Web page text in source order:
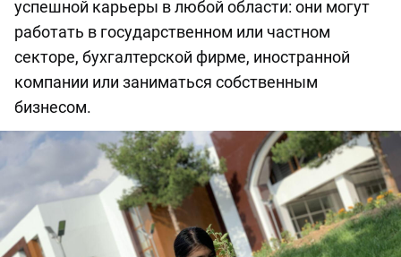
успешной карьеры в любой области: они могут
работать в государственном или частном
секторе, бухгалтерской фирме, иностранной
компании или заниматься собственным
бизнесом.